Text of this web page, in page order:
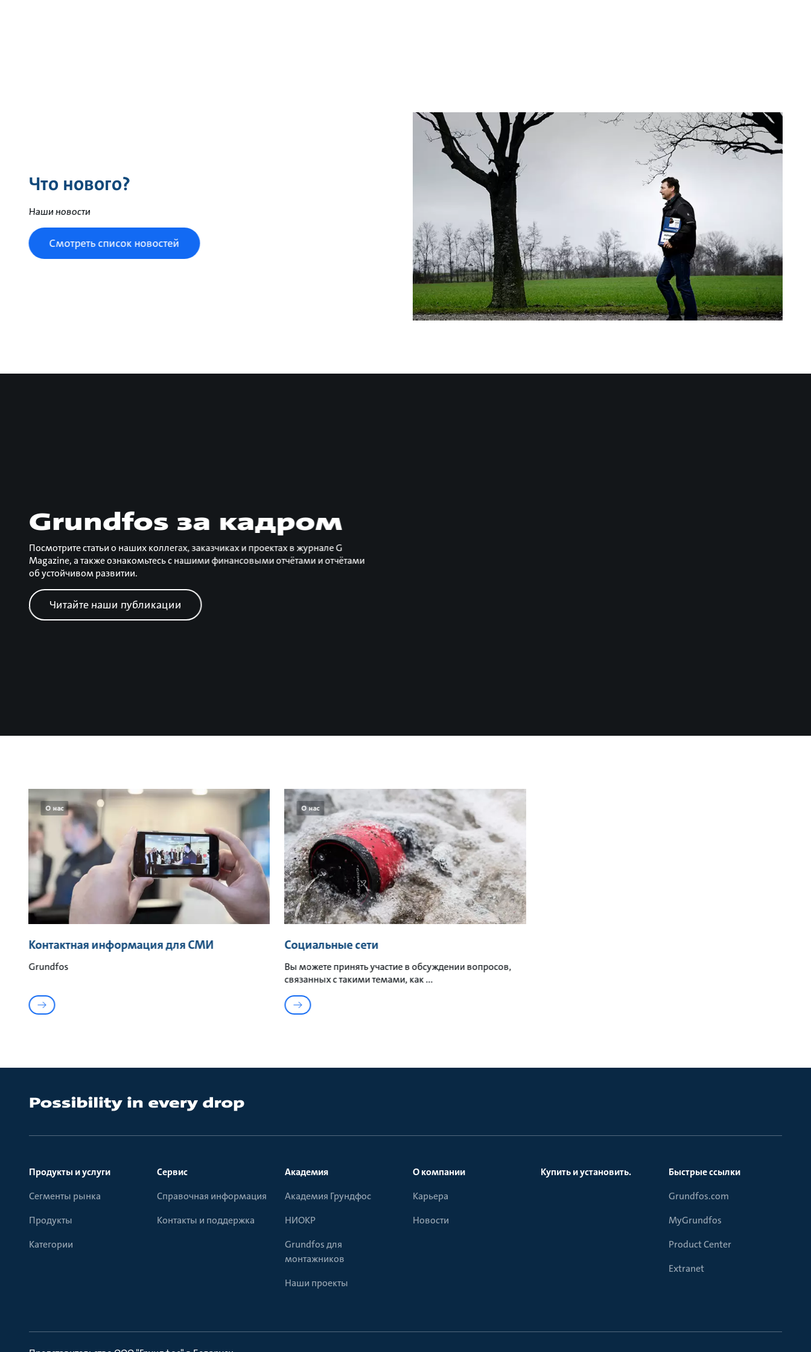
Что нового?
Наши новости
Смотреть список новостей
Grundfos за кадром
Посмотрите статьи о наших коллегах, заказчиках и проектах в журнале G
Magazine, а также ознакомьтесь с нашими финансовыми отчётами и отчётами
об устойчивом развитии.
Читайте наши публикации
О нас
Контактная информация для СМИ
Grundfos
О нас
Социальные сети
Вы можете принять участие в обсуждении вопросов,
связанных с такими темами, как
Продукты и услуги
Сегменты рынка
Продукты
Категории
Сервис
Справочная информация
Контакты и поддержка
Академия
Академия Грундфос
НИОКР
Grundfos для
монтажников
Наши проекты
О компании
Карьера
Новости
Купить и установить.
Быстрые ссылки
Grundfos.com
MyGrundfos
Product Center
Extranet